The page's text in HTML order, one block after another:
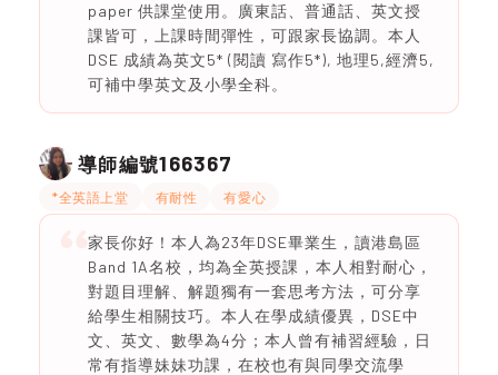
paper 供課堂使用。廣東話、普通話、英文授
課皆可，上課時間彈性，可跟家長協調。本人
DSE 成績為英文5* (閱讀 寫作5*), 地理5,經濟5,
可補中學英文及小學全科。
導師編號166367
*全英語上堂 有耐性 有愛心
家長你好！本人為23年DSE畢業生，讀港島區
Band 1A名校，均為全英授課，本人相對耐心，
對題目理解、解題獨有一套思考方法，可分享
給學生相關技巧。本人在學成績優異，DSE中
文、英文、數學為4分；本人曾有補習經驗，日
常有指導妹妹功課，在校也有與同學交流學